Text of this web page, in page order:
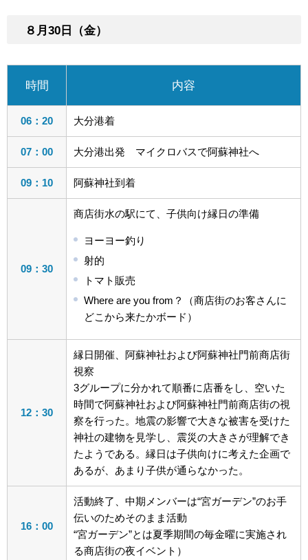
８月30日（金）
時間 内容
06：20 大分港着
07：00 大分港出発 マイクロバスで阿蘇神社へ
09：10 阿蘇神社到着
09：30
商店街水の駅にて、子供向け縁日の準備
ヨーヨー釣り
射的
トマト販売
Where are you from？（商店街のお客さんに
どこから来たかボード）
12：30
縁日開催、阿蘇神社および阿蘇神社門前商店街
視察
3グループに分かれて順番に店番をし、空いた
時間で阿蘇神社および阿蘇神社門前商店街の視
察を行った。地震の影響で大きな被害を受けた
神社の建物を見学し、震災の大きさが理解でき
たようである。縁日は子供向けに考えた企画で
あるが、あまり子供が通らなかった。
16：00
活動終了、中期メンバーは“宮ガーデン”のお手
伝いのためそのまま活動
“宮ガーデン”とは夏季期間の毎金曜に実施され
る商店街の夜イベント）